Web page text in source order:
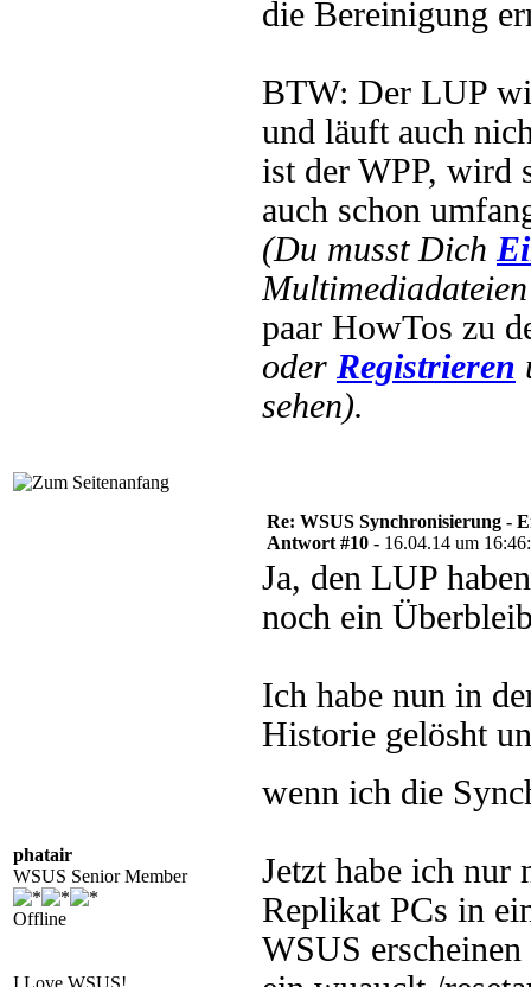
die Bereinigung
BTW: Der LUP
und läuft auch
ist der WPP, wird
auch schon
(Du musst Dich
paar HowTos zu
oder Registrieren
sehen).
phatair
WSUS Senior Member
Offline
I Love WSUS!
Re: WSUS Synchronisierung -
Antwort #10 - 16.04.14 um
Ja, den LUP
noch ein
Ich habe nun in
Historie gelösht
wenn ich die
Jetzt habe ich nur
Replikat PCs in
WSUS